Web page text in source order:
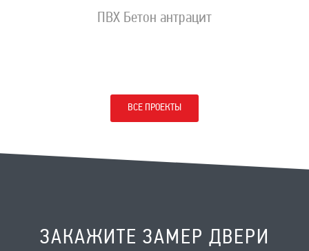
ПВХ Бетон антрацит
ВСЕ ПРОЕКТЫ
ЗАКАЖИТЕ ЗАМЕР ДВЕРИ